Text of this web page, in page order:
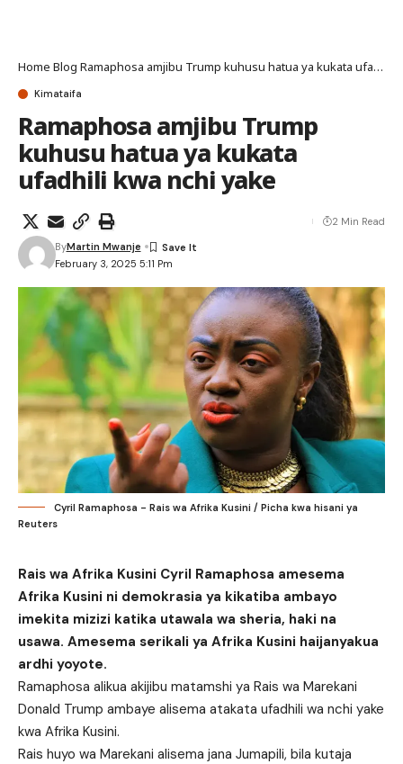
Home Blog Ramaphosa amjibu Trump kuhusu hatua ya kukata ufadhili kwa nchi yake
Kimataifa
Ramaphosa amjibu Trump
kuhusu hatua ya kukata
ufadhili kwa nchi yake
February 3, 2025 5:11 Pm
ByMartin Mwanje
2 Min Read
Cyril Ramaphosa - Rais wa Afrika Kusini / Picha kwa hisani ya
Reuters
Rais wa Afrika Kusini Cyril Ramaphosa amesema
Afrika Kusini ni demokrasia ya kikatiba ambayo
imekita mizizi katika utawala wa sheria, haki na
usawa. Amesema serikali ya Afrika Kusini haijanyakua
ardhi yoyote.
Ramaphosa alikua akijibu matamshi ya Rais wa Marekani
Donald Trump ambaye alisema atakata ufadhili wa nchi yake
kwa Afrika Kusini.
Rais huyo wa Marekani alisema jana Jumapili, bila kutaja